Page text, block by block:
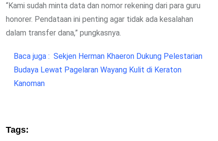
“Kami sudah minta data dan nomor rekening dari para guru
honorer. Pendataan ini penting agar tidak ada kesalahan
dalam transfer dana,” pungkasnya.
Baca juga : Sekjen Herman Khaeron Dukung Pelestarian
Budaya Lewat Pagelaran Wayang Kulit di Keraton
Kanoman
Tags: